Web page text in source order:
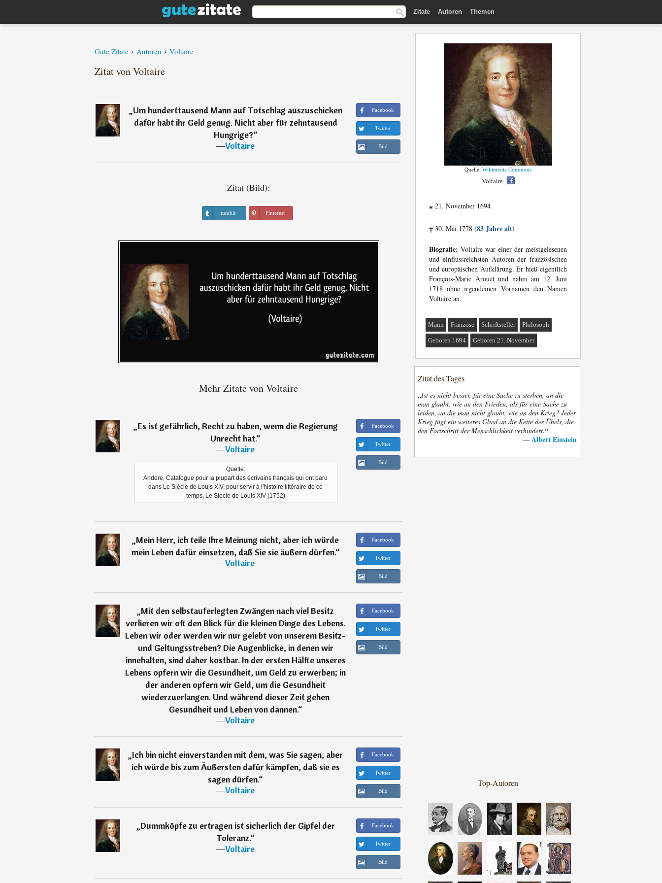
Zitate Autoren Themen
Gute Zitate › Autoren › Voltaire
Zitat von Voltaire
„Um hunderttausend Mann auf Totschlag auszuschicken
dafür habt ihr Geld genug. Nicht aber für zehntausend
Hungrige?“
―Voltaire
Facebook
Twitter
Bild
Zitat (Bild):
tumblr Pinterest
Mehr Zitate von Voltaire
„Es ist gefährlich, Recht zu haben, wenn die Regierung
Unrecht hat.“
―Voltaire
Quelle:
Andere, Catalogue pour la plupart des écrivains français qui ont paru
dans Le Siècle de Louis XIV, pour servir à l'histoire littéraire de ce
temps, Le Siècle de Louis XIV (1752)
Facebook
Twitter
Bild
„Mein Herr, ich teile Ihre Meinung nicht, aber ich würde
mein Leben dafür einsetzen, daß Sie sie äußern dürfen.“
―Voltaire
Facebook
Twitter
Bild
„Mit den selbstauferlegten Zwängen nach viel Besitz
verlieren wir oft den Blick für die kleinen Dinge des Lebens.
Leben wir oder werden wir nur gelebt von unserem Besitz-
und Geltungsstreben? Die Augenblicke, in denen wir
innehalten, sind daher kostbar. In der ersten Hälfte unseres
Lebens opfern wir die Gesundheit, um Geld zu erwerben; in
der anderen opfern wir Geld, um die Gesundheit
wiederzuerlangen. Und während dieser Zeit gehen
Gesundheit und Leben von dannen.“
―Voltaire
Facebook
Twitter
Bild
„Ich bin nicht einverstanden mit dem, was Sie sagen, aber
ich würde bis zum Äußersten dafür kämpfen, daß sie es
sagen dürfen.“
―Voltaire
Facebook
Twitter
Bild
„Dummköpfe zu ertragen ist sicherlich der Gipfel der
Toleranz.“
―Voltaire
Facebook
Twitter
Bild
Quelle: Wikimedia Commons
Voltaire
* 21. November 1694
† 30. Mai 1778 (83 Jahre alt)
Biografie: Voltaire war einer der meistgelesenen
und einflussreichsten Autoren der französischen
und europäischen Aufklärung. Er hieß eigentlich
François-Marie Arouet und nahm am 12. Juni
1718 ohne irgendeinen Vornamen den Namen
Voltaire an.
Mann Franzose Schriftsteller Philosoph
Geboren 1694 Geboren 21. November
Zitat des Tages
„Ist es nicht besser, für eine Sache zu sterben, an die
man glaubt, wie an den Frieden, als für eine Sache zu
leiden, an die man nicht glaubt, wie an den Krieg? Jeder
Krieg fügt ein weiteres Glied an die Kette des Übels, die
den Fortschritt der Menschlichkeit verhindert.“
— Albert Einstein
Top-Autoren